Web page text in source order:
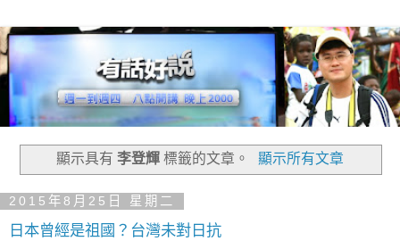
顯示具有 李登輝標籤的文章。 顯示所有文章
2015年8月25日 星期二
日本曾經是祖國？台灣未對日抗